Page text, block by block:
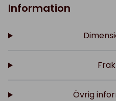
Information
Övrig